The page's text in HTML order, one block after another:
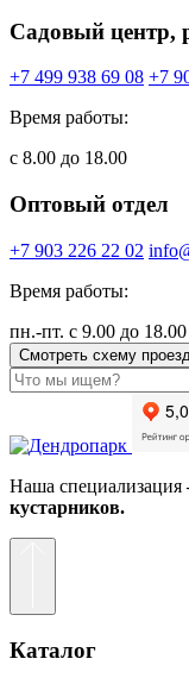
Садовый центр,
+7 499 938 69 08 +7
Время работы:
с 8.00 до 18.00
Оптовый отдел
+7 903 226 22 02
Время работы:
пн.-пт. с 9.00 до 18.00
Смотреть схему
Наша специализация
кустарников.
Каталог